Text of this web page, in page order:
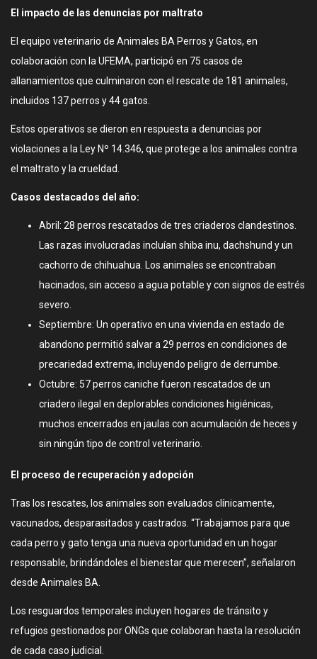
El impacto de las denuncias por maltrato
El equipo veterinario de Animales BA Perros y Gatos, en
colaboración con la UFEMA, participó en 75 casos de
allanamientos que culminaron con el rescate de 181 animales,
incluidos 137 perros y 44 gatos.
Estos operativos se dieron en respuesta a denuncias por
violaciones a la Ley Nº 14.346, que protege a los animales contra
el maltrato y la crueldad.
Casos destacados del año:
Abril: 28 perros rescatados de tres criaderos clandestinos.
Las razas involucradas incluían shiba inu, dachshund y un
cachorro de chihuahua. Los animales se encontraban
hacinados, sin acceso a agua potable y con signos de estrés
severo.
Septiembre: Un operativo en una vivienda en estado de
abandono permitió salvar a 29 perros en condiciones de
precariedad extrema, incluyendo peligro de derrumbe.
Octubre: 57 perros caniche fueron rescatados de un
criadero ilegal en deplorables condiciones higiénicas,
muchos encerrados en jaulas con acumulación de heces y
sin ningún tipo de control veterinario.
El proceso de recuperación y adopción
Tras los rescates, los animales son evaluados clínicamente,
vacunados, desparasitados y castrados. “Trabajamos para que
cada perro y gato tenga una nueva oportunidad en un hogar
responsable, brindándoles el bienestar que merecen”, señalaron
desde Animales BA.
Los resguardos temporales incluyen hogares de tránsito y
refugios gestionados por ONGs que colaboran hasta la resolución
de cada caso judicial.